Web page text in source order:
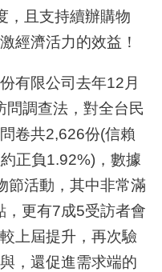
，且支持續辦購物
經濟活力的效益！
有限公司去年12月
問調查法，對全台民
卷共2,626份(信賴
正負1.92%)，數據
節活動，其中非常滿
更有7成5受訪者會
上屆提升，再次驗
，還促進需求端的